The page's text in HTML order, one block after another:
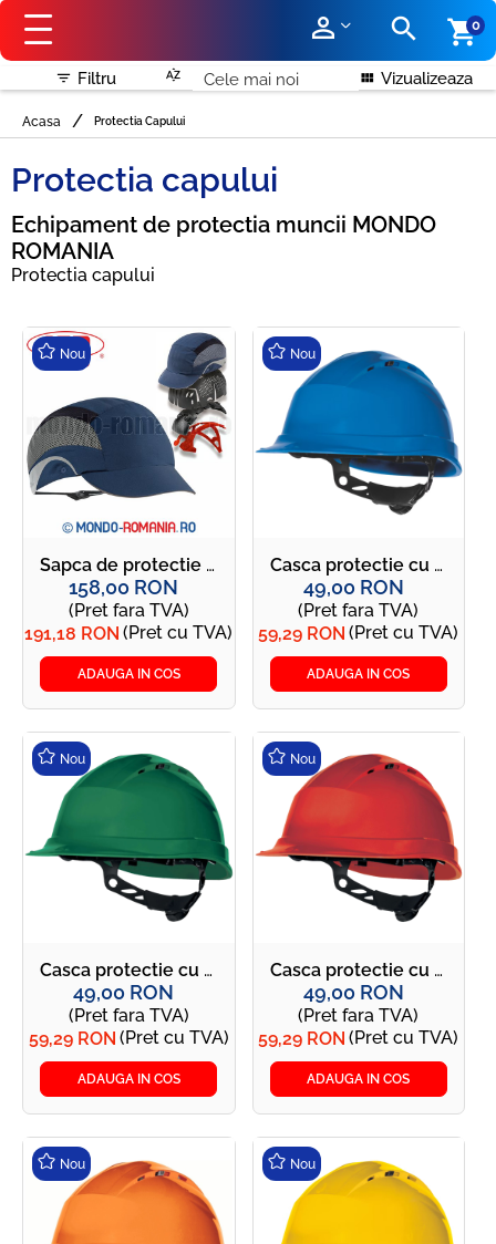
perm_identity search shopping_cart
0
Acasa / Protectia Capului
Protectia capului
Echipament de protectia muncii MONDO
ROMANIA
Protectia capului
filter_list Filtru sort_by_alpha view_module Vizualizeaza
Sapca de protectie ultrausoara, sub 135g, cozoroc 5cm - Sapca JSP AEROLITE bleumarin
Nou
158,00 RON
(Pret fara TVA)
191,18 RON (Pret cu TVA)
ADAUGA IN COS
Casca protectie cu sistem rotor pentru reglare rapida - QUARTZ UP IV albastra
Nou
49,00 RON
(Pret fara TVA)
59,29 RON (Pret cu TVA)
ADAUGA IN COS
Casca protectie cu sistem rotor pentru reglare rapida - QUARTZ UP IV verde
Nou
49,00 RON
(Pret fara TVA)
59,29 RON (Pret cu TVA)
ADAUGA IN COS
Casca protectie cu sistem rotor pentru reglare rapida - QUARTZ UP IV rosie
Nou
49,00 RON
(Pret fara TVA)
59,29 RON (Pret cu TVA)
ADAUGA IN COS
Nou Nou